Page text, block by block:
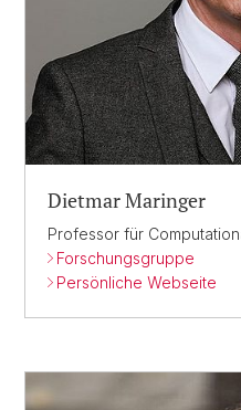
Dietmar Maringer
Professor für
Forschungsgruppe
Persönliche Webseite